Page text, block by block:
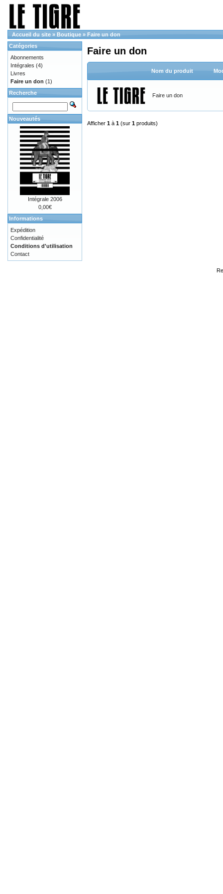
Accueil du site » Boutique » Faire un don
Faire un don
Nom du produit
Faire un don
Afficher 1 à 1 (sur 1 produits)
Catégories
Abonnements
Intégrales (4)
Livres
Faire un don (1)
Recherche
Nouveautés
Intégrale 2006
0,00€
Informations
Expédition
Confidentialité
Conditions d'utilisation
Contact